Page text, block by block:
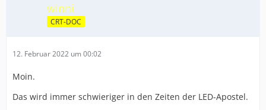
winni
CRT-DOC
12. Februar 2022 um 00:02
Moin.
Das wird immer schwieriger in den Zeiten der LED-Apostel.